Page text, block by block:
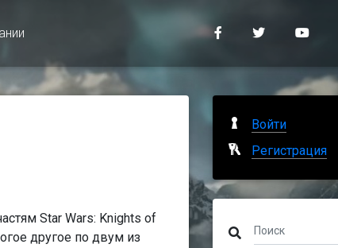
Star Wars: Knights of
другое по двум из
Войти
Регистрация